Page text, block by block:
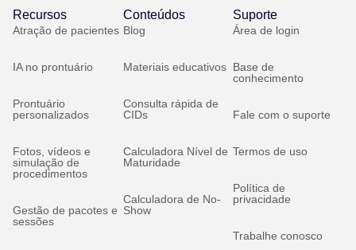
Recursos
Atração de pacientes
IA no prontuário
Prontuário
personalizados
Fotos, vídeos e
simulação de
procedimentos
Gestão de pacotes e
sessões
Conteúdos
Blog
Materiais educativos
Consulta rápida de
CIDs
Calculadora Nível de
Maturidade
Calculadora de No-
Show
Suporte
Área de login
Base de
conhecimento
Fale com o suporte
Termos de uso
Política de
privacidade
Trabalhe conosco